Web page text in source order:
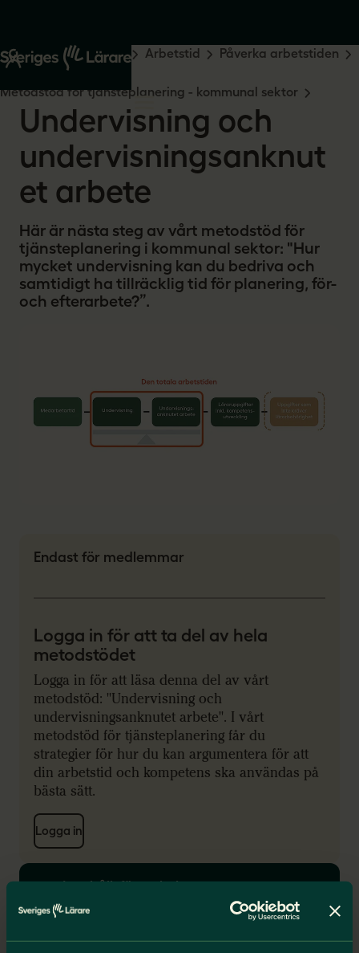
Start Råd och stöd Arbetstid
Påverka arbetstiden
Tjänsteplanering
Metodstöd för tjänsteplanering - kommunal sektor
Undervisning och
undervisningsanknut
et arbete
Här är nästa steg av vårt metodstöd för
tjänsteplanering i kommunal sektor: "Hur
mycket undervisning kan du bedriva och
samtidigt ha tillräcklig tid för planering, för-
och efterarbete?”.
Endast för medlemmar
Logga in för att ta del av hela
metodstödet
Logga in för att läsa denna del av vårt
metodstöd: "Undervisning och
undervisningsanknutet arbete". I vårt
metodstöd för tjänsteplanering får du
strategier för hur du kan argumentera för att
din arbetstid och kompetens ska användas på
bästa sätt.
Logga in
Innehållsförteckning